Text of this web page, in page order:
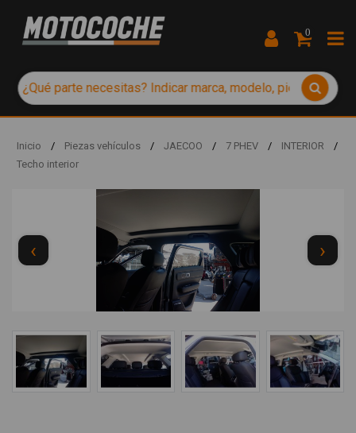
0
Inicio / Piezas vehículos / JAECOO / 7 PHEV / INTERIOR
/
Techo interior
‹ ›